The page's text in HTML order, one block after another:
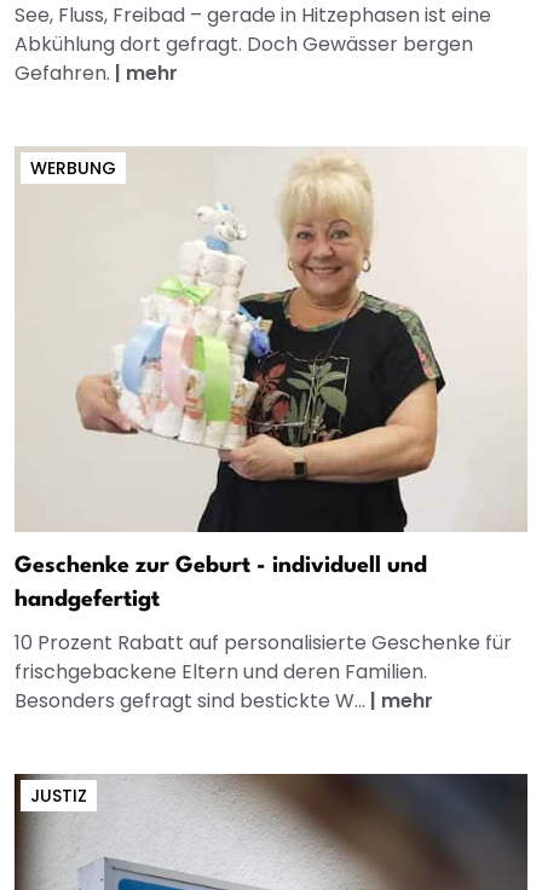
See, Fluss, Freibad – gerade in Hitzephasen ist eine
Abkühlung dort gefragt. Doch Gewässer bergen
Gefahren. | mehr
WERBUNG
Geschenke zur Geburt - individuell und
handgefertigt
10 Prozent Rabatt auf personalisierte Geschenke für
frischgebackene Eltern und deren Familien.
Besonders gefragt sind bestickte W... | mehr
JUSTIZ